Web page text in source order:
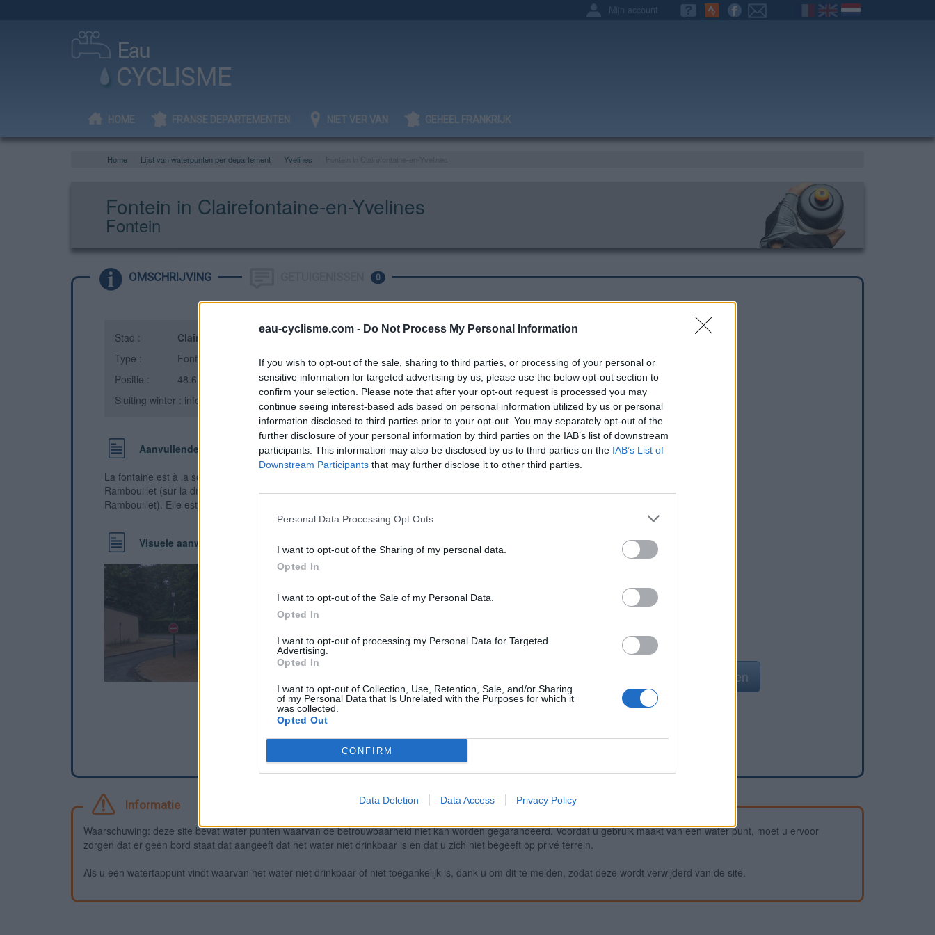
eau-cyclisme.com - Do Not Process My Personal Information
If you wish to opt-out of the sale, sharing to third parties, or processing of your personal or
sensitive information for targeted advertising by us, please use the below opt-out section to
confirm your selection. Please note that after your opt-out request is processed you may
continue seeing interest-based ads based on personal information utilized by us or personal
information disclosed to third parties prior to your opt-out. You may separately opt-out of the
further disclosure of your personal information by third parties on the IAB’s list of downstream
participants. This information may also be disclosed by us to third parties on the IAB’s List of
Downstream Participants that may further disclose it to other third parties.
Personal Data Processing Opt Outs
I want to opt-out of the Sharing of my personal data.
Opted In
I want to opt-out of the Sale of my Personal Data.
Opted In
I want to opt-out of processing my Personal Data for Targeted
Advertising.
Opted In
I want to opt-out of Collection, Use, Retention, Sale, and/or Sharing
of my Personal Data that Is Unrelated with the Purposes for which it
was collected.
Opted Out
CONFIRM
Data Deletion Data Access Privacy Policy
Mijn account
HOME FRANSE DEPARTEMENTEN NIET VER VAN GEHEEL FRANKRIJK
Home Lijst van waterpunten per departement Yvelines
Fontein in Clairefontaine-en-Yvelines
Fontein
OMSCHRIJVING 0
Stad : Clairefontaine-en-Yvelines
Type :
Fontein
Positie :
48.61979°N, 1.904764°E
Sluiting winter : informatie onbekend
Aanvullende informatie
La fontaine est à la sortie de la ville dans le dernier virage avant la montée vers
Rambouillet (sur la droite de la route dans la direction Clairefontaine-
Rambouillet). Elle est au pied d'un arbre, il y a une manivelle à tourner
Visuele aanwijzingen
Toon kaart
Een waterpunt toevoegen
Informatie
Waarschuwing: deze site bevat water punten waarvan de betrouwbaarheid niet kan worden gegarandeerd. Voordat u gebruik maakt van een water punt, moet u ervoor
zorgen dat er geen bord staat dat aangeeft dat het water niet drinkbaar is en dat u zich niet begeeft op privé terrein.
Als u een watertappunt vindt waarvan het water niet drinkbaar of niet toegankelijk is, dank u om dit te melden, zodat deze wordt verwijderd van de site.